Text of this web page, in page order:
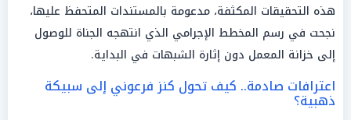
هذه التحقيقات المكثفة، مدعومة بالمستندات المتحفظ عليها،
نجحت في رسم المخطط الإجرامي الذي انتهجه الجناة للوصول
إلى خزانة المعمل دون إثارة الشبهات في البداية.
اعترافات صادمة.. كيف تحول كنز فرعوني إلى سبيكة
ذهبية؟